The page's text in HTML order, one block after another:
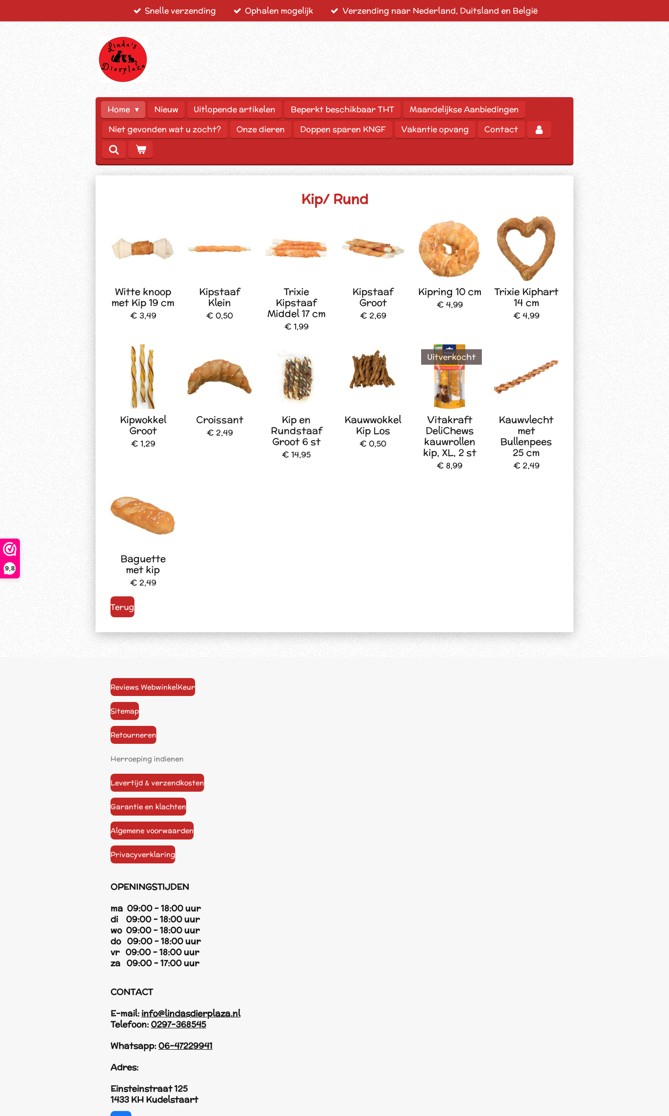
9,8
Snelle verzending Ophalen mogelijk Verzending naar Nederland, Duitsland en België
Home Nieuw Uitlopende artikelen Beperkt beschikbaar THT
Maandelijkse Aanbiedingen
Niet gevonden wat u zocht?
Onze dieren Doppen sparen KNGF Vakantie opvang Contact
Kip/ Rund
Witte knoop
met Kip 19 cm
€ 3,49
Kipstaaf
Klein
€ 0,50
Trixie
Kipstaaf
Middel 17 cm
€ 1,99
Kipstaaf
Groot
€ 2,69
Kipring 10 cm
€ 4,99
Trixie Kiphart
14 cm
€ 4,99
Kipwokkel
Groot
€ 1,29
Croissant
€ 2,49
Kip en
Rundstaaf
Groot 6 st
€ 14,95
Kauwwokkel
Kip Los
€ 0,50
Uitverkocht
Vitakraft
DeliChews
kauwrollen
kip, XL, 2 st
€ 8,99
Kauwvlecht
met
Bullenpees
25 cm
€ 2,49
Baguette
met kip
€ 2,49
Terug
Reviews WebwinkelKeur
Sitemap
Retourneren
Herroeping indienen
Levertijd & verzendkosten
Garantie en klachten
Algemene voorwaarden
Privacyverklaring
OPENINGSTIJDEN
ma 09:00 - 18:00 uur
di 09:00 - 18:00 uur
wo 09:00 - 18:00 uur
do 09:00 - 18:00 uur
vr 09:00 - 18:00 uur
za 09:00 - 17:00 uur
CONTACT
E-mail: info@lindasdierplaza.nl
Telefoon:0297-368545
Whatsapp:06-47229941
Adres:
Einsteinstraat 125
1433 KH Kudelstaart